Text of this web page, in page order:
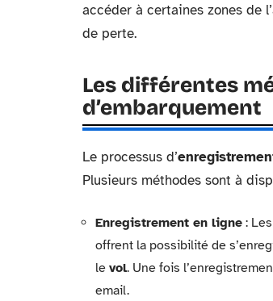
accéder à certaines zones de
de perte.
Les différentes
d’embarquement
Le processus d’
Plusieurs méthodes sont à
Enregistrement en ligne : Les
offrent la possibilité de
le vol. Une fois
email.